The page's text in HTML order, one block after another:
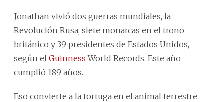
Jonathan vivió dos guerras mundiales, la
Revolución Rusa, siete monarcas en el trono
británico y 39 presidentes de Estados Unidos,
según el Guinness World Records. Este año
cumplió 189 años.
Eso convierte a la tortuga en el animal terrestre